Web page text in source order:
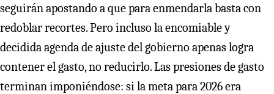
seguirán apostando a que para enmendarla basta con
redoblar recortes. Pero incluso la encomiable y
decidida agenda de ajuste del gobierno apenas logra
contener el gasto, no reducirlo. Las presiones de gasto
terminan imponiéndose: si la meta para 2026 era